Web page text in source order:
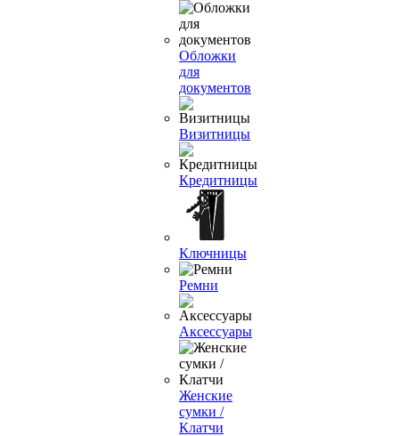
Обложки
для
документов
Визитницы
Кредитницы
Ключницы
Ремни
Аксессуары
Женские
сумки /
Клатчи